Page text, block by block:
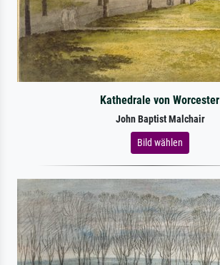
Kathedrale von Worcester
John Baptist Malchair
Bild wählen